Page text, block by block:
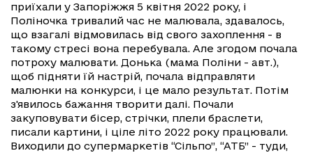
приїхали у Запоріжжя 5 квітня 2022 року, і
Поліночка тривалий час не малювала, здавалось,
що взагалі відмовилась від свого захоплення - в
такому стресі вона перебувала. Але згодом почала
потроху малювати. Донька (мама Поліни - авт.),
щоб підняти їй настрій, почала відправляти
малюнки на конкурси, і це мало результат. Потім
з'явилось бажання творити далі. Почали
закуповувати бісер, стрічки, плели браслети,
писали картини, і ціле літо 2022 року працювали.
Виходили до супермаркетів “Сільпо”, “АТБ” - туди,